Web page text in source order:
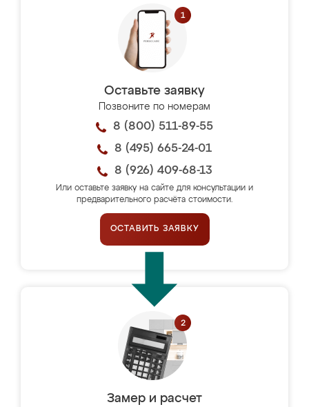
Оставьте заявку
Позвоните по номерам
8 (800) 511-89-55
8 (495) 665-24-01
8 (926) 409-68-13
Или оставьте заявку на сайте для консультации и
предварительного расчёта стоимости.
ОСТАВИТЬ ЗАЯВКУ
Замер и расчет